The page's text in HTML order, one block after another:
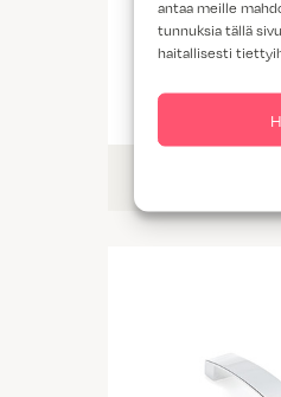
antaa meille
tunnuksia tällä
haitallisesti